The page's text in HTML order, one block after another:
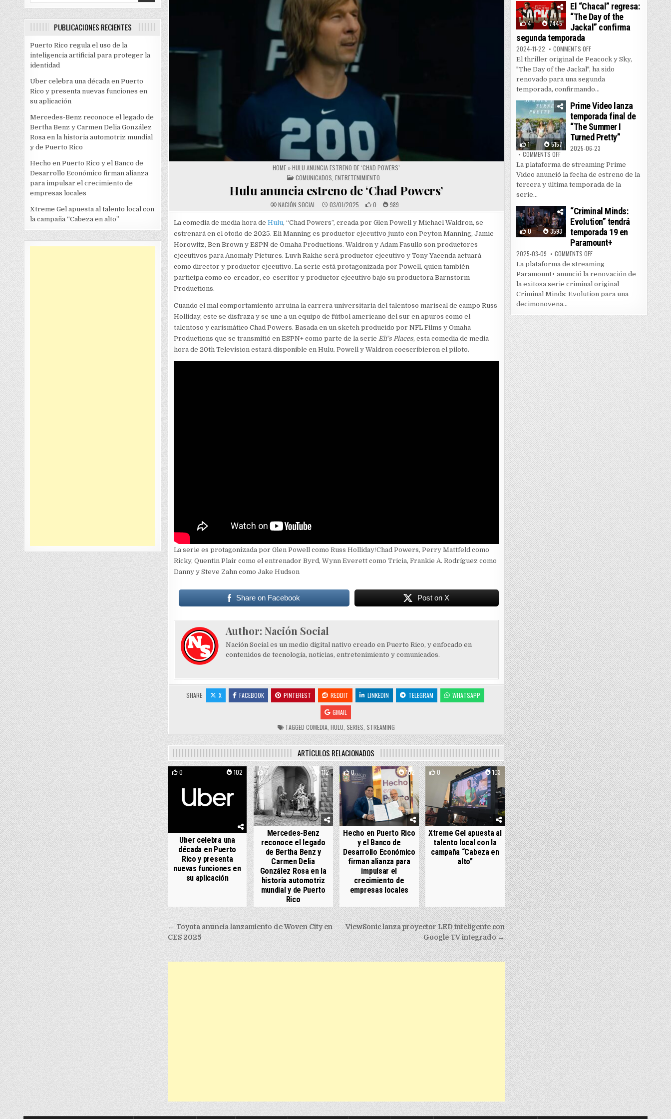
HOME»HULU ANUNCIA ESTRENO DE ‘CHAD POWERS’
POSTED IN
COMUNICADOS,ENTRETENIMIENTO
Hulu anuncia estreno de ‘Chad Powers’
NACIÓN SOCIAL 03/01/2025 0 989
La comedia de media hora de Hulu, “Chad Powers”, creada por Glen Powell y Michael Waldron, se
estrenará en el otoño de 2025. Eli Manning es productor ejecutivo junto con Peyton Manning, Jamie
Horowitz, Ben Brown y ESPN de Omaha Productions. Waldron y Adam Fasullo son productores
ejecutivos para Anomaly Pictures. Luvh Rakhe será productor ejecutivo y Tony Yacenda actuará
como director y productor ejecutivo. La serie está protagonizada por Powell, quien también
participa como co-creador, co-escritor y productor ejecutivo bajo su productora Barnstorm
Productions.
Cuando el mal comportamiento arruina la carrera universitaria del talentoso mariscal de campo Russ
Holliday, este se disfraza y se une a un equipo de fútbol americano del sur en apuros como el
talentoso y carismático Chad Powers. Basada en un sketch producido por NFL Films y Omaha
Productions que se transmitió en ESPN+ como parte de la serie Eli’s Places, esta comedia de media
hora de 20th Television estará disponible en Hulu. Powell y Waldron coescribieron el piloto.
La serie es protagonizada por Glen Powell como Russ Holliday/Chad Powers, Perry Mattfeld como
Ricky, Quentin Plair como el entrenador Byrd, Wynn Everett como Tricia, Frankie A. Rodríguez como
Danny y Steve Zahn como Jake Hudson
Share on Facebook Post on X
Author: Nación Social
Nación Social es un medio digital nativo creado en Puerto Rico, y enfocado en
contenidos de tecnología, noticias, entretenimiento y comunicados.
SHARE: X FACEBOOK PINTEREST REDDIT LINKEDIN TELEGRAM
WHATSAPP
GMAIL
TAGGED COMEDIA, HULU SERIES STREAMING
ARTÍCULOS RELACIONADOS
0 102
Uber celebra una
década en Puerto
Rico y presenta
nuevas funciones en
su aplicación
0 112
Mercedes-Benz
reconoce el legado
de Bertha Benz y
Carmen Delia
González Rosa en la
historia automotriz
mundial y de Puerto
Rico
0 102
Hecho en Puerto Rico
y el Banco de
Desarrollo Económico
firman alianza para
impulsar el
crecimiento de
empresas locales
0 103
Xtreme Gel apuesta al
talento local con la
campaña “Cabeza en
alto”
Post navigation
ViewSonic lanza proyector LED inteligente con
Google TV integrado →
← Toyota anuncia lanzamiento de Woven City en
CES 2025
PUBLICACIONES RECIENTES
Puerto Rico regula el uso de la
inteligencia artificial para proteger la
identidad
Uber celebra una década en Puerto
Rico y presenta nuevas funciones en
su aplicación
Mercedes-Benz reconoce el legado de
Bertha Benz y Carmen Delia González
Rosa en la historia automotriz mundial
y de Puerto Rico
Hecho en Puerto Rico y el Banco de
Desarrollo Económico firman alianza
para impulsar el crecimiento de
empresas locales
Xtreme Gel apuesta al talento local con
la campaña “Cabeza en alto”
4 7445
El “Chacal” regresa:
“The Day of the
Jackal” confirma
segunda temporada
2024-11-22 COMMENTS OFFON EL “CHACAL” REGRESA:
El thriller original de Peacock y Sky,
"The Day of the Jackal", ha sido
renovado para una segunda
temporada, confirmando...
1 5157
Prime Video lanza
temporada final de
“The Summer I
Turned Pretty”
2025-06-23
COMMENTS OFFON PRIME VIDEO LANZA TEMPORADA FINAL
La plataforma de streaming Prime
Video anunció la fecha de estreno de la
tercera y última temporada de la
serie...
0 3593
“Criminal Minds:
Evolution” tendrá
temporada 19 en
Paramount+
2025-03-09 COMMENTS OFFON “CRIMINAL MINDS:
La plataforma de streaming
Paramount+ anunció la renovación de
la exitosa serie criminal original
Criminal Minds: Evolution para una
decimonovena...